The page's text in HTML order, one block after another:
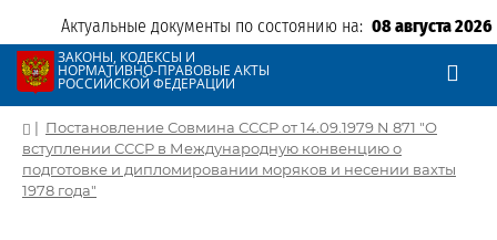
Актуальные документы по состоянию на: 08 августа 2026
ЗАКОНЫ, КОДЕКСЫ И
НОРМАТИВНО-ПРАВОВЫЕ АКТЫ
РОССИЙСКОЙ ФЕДЕРАЦИИ
| Постановление Совмина СССР от 14.09.1979 N 871 "О
вступлении СССР в Международную конвенцию о
подготовке и дипломировании моряков и несении вахты
1978 года"